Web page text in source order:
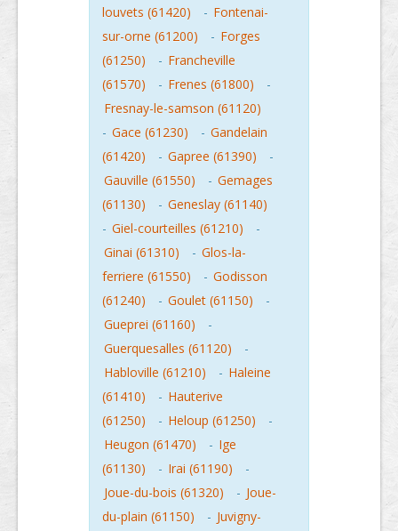
louvets (61420) - Fontenai-
sur-orne (61200)
- Forges
(61250)
- Francheville
(61570)
- Frenes (61800)
-
Fresnay-le-samson (61120)
- Gace (61230) - Gandelain
(61420)
- Gapree (61390)
-
Gauville (61550)
- Gemages
(61130)
- Geneslay (61140)
- Giel-courteilles (61210)
-
Ginai (61310)
- Glos-la-
ferriere (61550)
- Godisson
(61240)
- Goulet (61150)
-
Gueprei (61160)
-
Guerquesalles (61120)
-
Habloville (61210)
- Haleine
(61410)
- Hauterive
(61250)
- Heloup (61250)
-
Heugon (61470)
- Ige
(61130)
- Irai (61190)
-
Joue-du-bois (61320)
- Joue-
du-plain (61150)
- Juvigny-